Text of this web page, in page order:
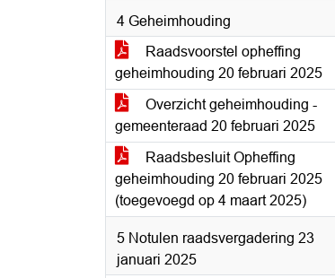
4 Geheimhouding
Raadsvoorstel opheffing
geheimhouding 20 februari 2025
Overzicht geheimhouding -
gemeenteraad 20 februari 2025
Raadsbesluit Opheffing
geheimhouding 20 februari 2025
(toegevoegd op 4 maart 2025)
5 Notulen raadsvergadering 23
januari 2025